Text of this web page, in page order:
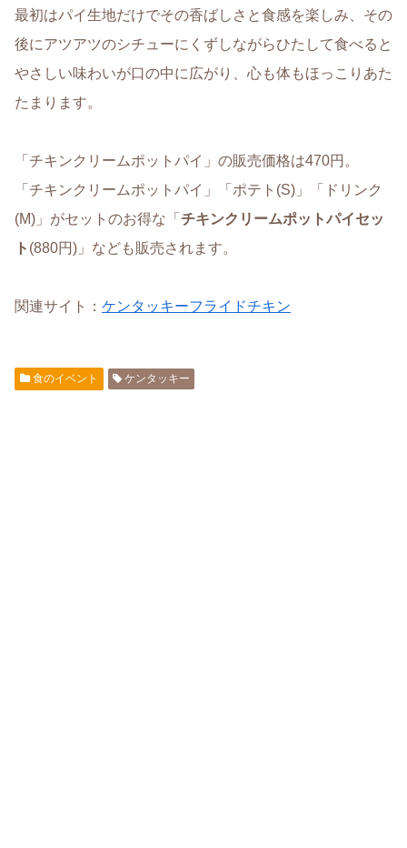
最初はパイ生地だけでその香ばしさと食感を楽しみ、その
後にアツアツのシチューにくずしながらひたして食べると
やさしい味わいが口の中に広がり、心も体もほっこりあた
たまります。
「チキンクリームポットパイ」の販売価格は470円。
「チキンクリームポットパイ」「ポテト(S)」「ドリンク
(M)」がセットのお得な「 チキンクリームポットパイセッ
ト (880円)」なども販売されます。
関連サイト： ケンタッキーフライドチキン
食のイベント ケンタッキー